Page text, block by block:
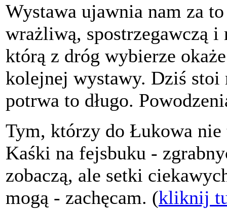
Wystawa ujawnia nam za
wrażliwą, spostrzegawczą i
którą z dróg wybierze
kolejnej wystawy. Dziś stoi
potrwa to długo.
Tym, którzy do Łukowa
Kaśki na fejsbuku -
zobaczą, ale setki
mogą - zachęcam. (kliknij